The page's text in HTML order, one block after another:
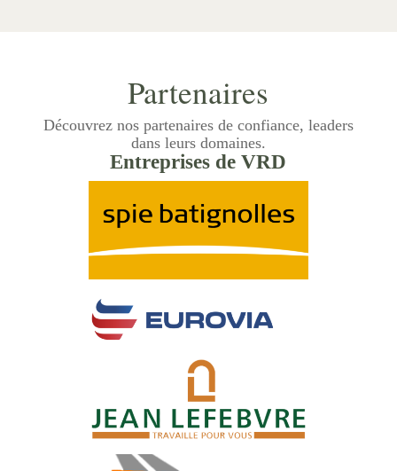
Partenaires
Découvrez nos partenaires de confiance, leaders
dans leurs domaines.
Entreprises de VRD